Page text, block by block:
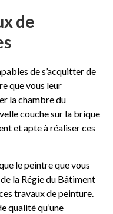
de
de s’acquitter de
que vous leur
la chambre du
couche sur la brique
et apte à réaliser ces
le peintre que vous
la Régie du Bâtiment
travaux de peinture.
qualité qu’une